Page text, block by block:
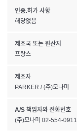
인증.허가 사항
해당없음
제조국 또는 원산지
프랑스
제조자
PARKER / (주)모나미
A/S 책임자와 전화번호
(주)모나미 02-554-0911